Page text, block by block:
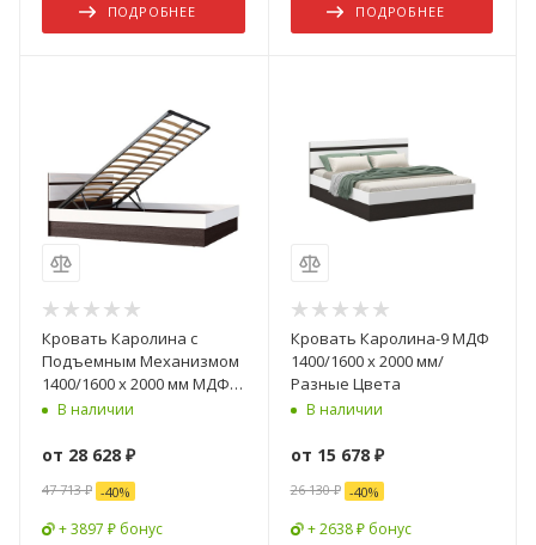
ПОДРОБНЕЕ ПОДРОБНЕЕ
Кровать Каролина с
Подъемным Механизмом
1400/1600 х 2000 мм МДФ /
Разные Цвета
В наличии
от 28 628 ₽
47 713 ₽ -40%
+ 3897 ₽ бонус
Кровать Каролина-9 МДФ
1400/1600 х 2000 мм/
Разные Цвета
В наличии
от 15 678 ₽
26 130 ₽ -40%
+ 2638 ₽ бонус